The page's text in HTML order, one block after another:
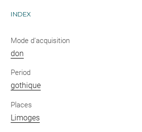
INDEX
Mode d'acquisition
don
Period
gothique
Places
Limoges